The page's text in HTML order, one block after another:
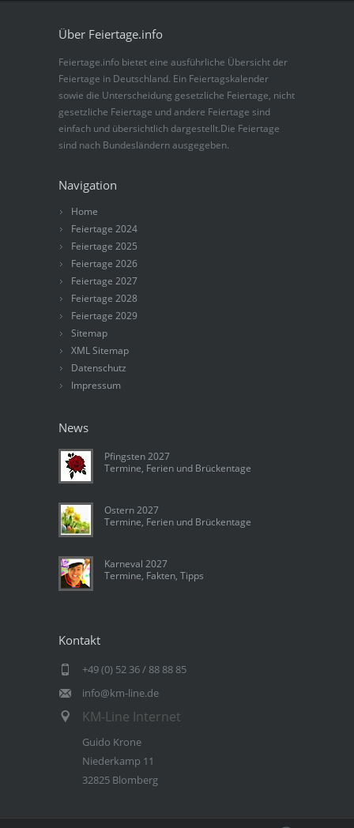
Über Feiertage.info
Feiertage.info bietet eine ausführliche Übersicht der
Feiertage in Deutschland. Ein Feiertagskalender
sowie die Unterscheidung gesetzliche Feiertage, nicht
gesetzliche Feiertage und andere Feiertage sind
einfach und übersichtlich dargestellt.Die Feiertage
sind nach Bundesländern ausgegeben.
Navigation
Home
Feiertage 2024
Feiertage 2025
Feiertage 2026
Feiertage 2027
Feiertage 2028
Feiertage 2029
Sitemap
XML Sitemap
Datenschutz
Impressum
News
Pfingsten 2027
Termine, Ferien und Brückentage
Ostern 2027
Termine, Ferien und Brückentage
Karneval 2027
Termine, Fakten, Tipps
Kontakt
+49 (0) 52 36 / 88 88 85
info@km-line.de
KM-Line Internet
Guido Krone
Niederkamp 11
32825 Blomberg